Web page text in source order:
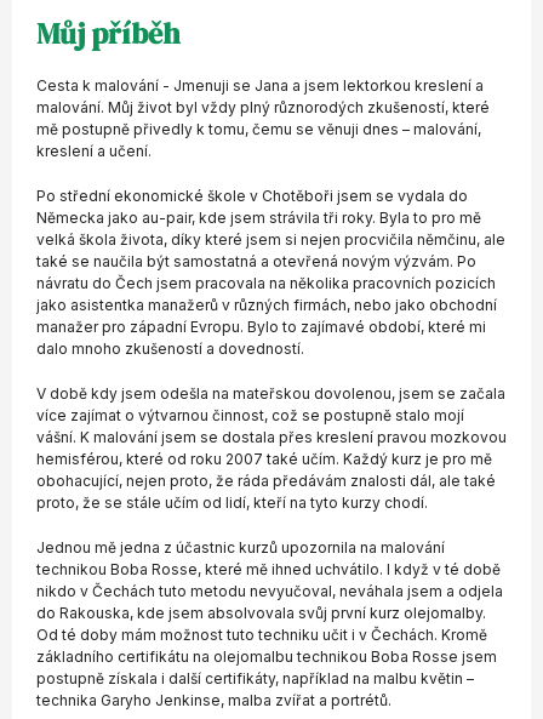
Můj příběh
Cesta k malování - Jmenuji se Jana a jsem lektorkou kreslení a
malování. Můj život byl vždy plný různorodých zkušeností, které
mě postupně přivedly k tomu, čemu se věnuji dnes – malování,
kreslení a učení.
Po střední ekonomické škole v Chotěboři jsem se vydala do
Německa jako au-pair, kde jsem strávila tři roky. Byla to pro mě
velká škola života, díky které jsem si nejen procvičila němčinu, ale
také se naučila být samostatná a otevřená novým výzvám. Po
návratu do Čech jsem pracovala na několika pracovních pozicích
jako asistentka manažerů v různých firmách, nebo jako obchodní
manažer pro západní Evropu. Bylo to zajímavé období, které mi
dalo mnoho zkušeností a dovedností.
V době kdy jsem odešla na mateřskou dovolenou, jsem se začala
více zajímat o výtvarnou činnost, což se postupně stalo mojí
vášní. K malování jsem se dostala přes kreslení pravou mozkovou
hemisférou, které od roku 2007 také učím. Každý kurz je pro mě
obohacující, nejen proto, že ráda předávám znalosti dál, ale také
proto, že se stále učím od lidí, kteří na tyto kurzy chodí.
Jednou mě jedna z účastnic kurzů upozornila na malování
technikou Boba Rosse, které mě ihned uchvátilo. I když v té době
nikdo v Čechách tuto metodu nevyučoval, neváhala jsem a odjela
do Rakouska, kde jsem absolvovala svůj první kurz olejomalby.
Od té doby mám možnost tuto techniku učit i v Čechách. Kromě
základního certifikátu na olejomalbu technikou Boba Rosse jsem
postupně získala i další certifikáty, například na malbu květin –
technika Garyho Jenkinse, malba zvířat a portrétů.